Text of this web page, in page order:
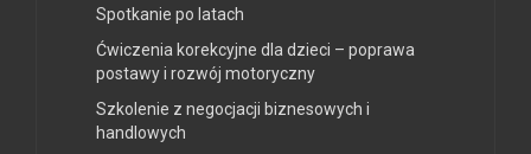
Spotkanie po latach
Ćwiczenia korekcyjne dla dzieci – poprawa
postawy i rozwój motoryczny
Szkolenie z negocjacji biznesowych i
handlowych